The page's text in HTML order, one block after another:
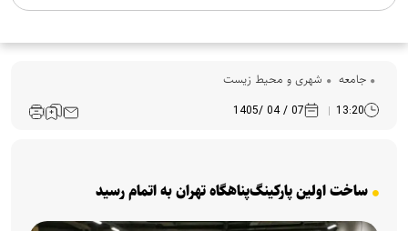
جامعه شهری و محیط زیست
13:20
07 / 04 /1405
ساخت اولین پارکینگ‌پناهگاه تهران به اتمام رسید